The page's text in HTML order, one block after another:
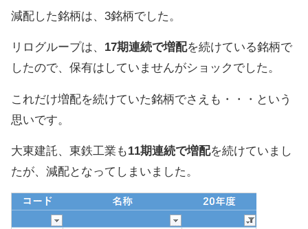
減配した銘柄は、3銘柄でした。
リログループは、 17期連続で増配を続けている銘柄で
したので、保有はしていませんがショックでした。
これだけ増配を続けていた銘柄でさえも・・・という
思いです。
大東建託、東鉄工業も11期連続で増配を続けていまし
たが、減配となってしまいました。